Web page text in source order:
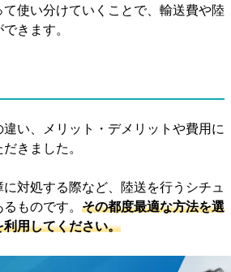
使い分けていくことで、輸送費や陸
きます。
い、メリット・デメリットや費用に
きました。
対処する際など、陸送を行うシチュ
ものです。 その都度最適な方法を選
用してください。